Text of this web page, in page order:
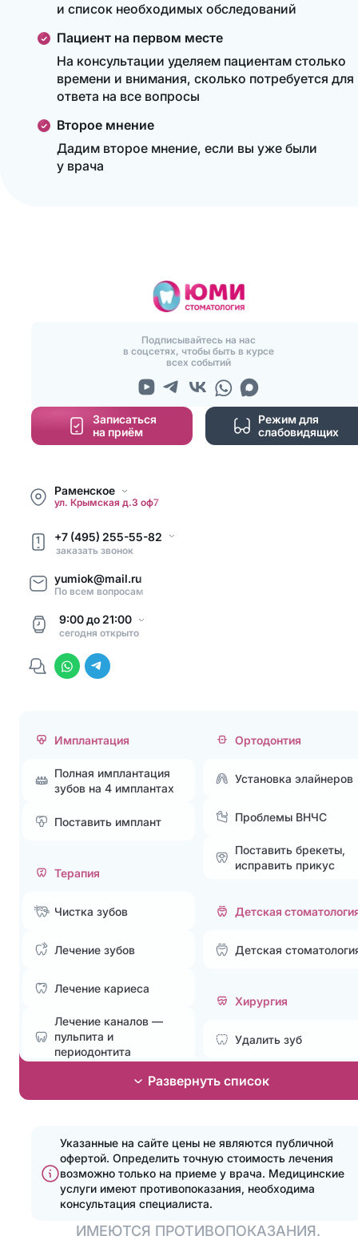
и список необходимых обследований
Пациент на первом месте
На консультации уделяем пациентам столько
времени и внимания, сколько потребуется для
ответа на все вопросы
Второе мнение
Дадим второе мнение, если вы уже были
у врача
Подписывайтесь на нас
в соцсетях, чтобы быть в курсе
всех событий
Режим для
слабовидящих
Записаться
на приём
Раменское
ул. Крымская д.3 оф7
1 +7 (495) 255-55-82
заказать звонок
yumiok@mail.ru
По всем вопросам
9:00до21:00
сегодня открыто
Имплантация
Полная имплантация
зубов на 4 имплантах
Поставить имплант
Терапия
Чистка зубов
Лечение зубов
Лечение кариеса
Лечение каналов —
пульпита и
периодонтита
Лечение без боли и
Эстетические
реставрации
Отбелить зубы
Ортодонтия
Установка элайнеров
Проблемы ВНЧС
Поставить брекеты,
исправить прикус
Детская
Детская
Хирургия
Удалить зуб
Эстетическая
стоматология
Поставить брекеты,
исправить прикус
Развернуть список
Указанные на сайте цены не являются публичной
офертой. Определить точную стоимость лечения
возможно только на приеме у врача. Медицинские
услуги имеют противопоказания, необходима
консультация специалиста.
ИМЕЮТСЯ ПРОТИВОПОКАЗАНИЯ.